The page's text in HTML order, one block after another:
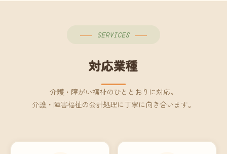
SERVICES
対応業種
介護・障がい福祉のひととおりに対応。
介護・障害福祉の会計処理に丁寧に向き合います。